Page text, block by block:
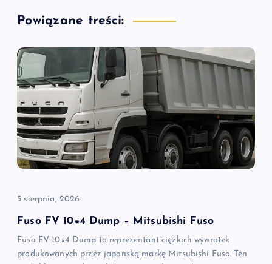
g
a
c
a
w
p
s
Powiązane treści:
5 sierpnia, 2026
Fuso FV 10×4 Dump – Mitsubishi Fuso
Fuso FV 10×4 Dump to reprezentant ciężkich wywrotek
produkowanych przez japońską markę Mitsubishi Fuso. Ten